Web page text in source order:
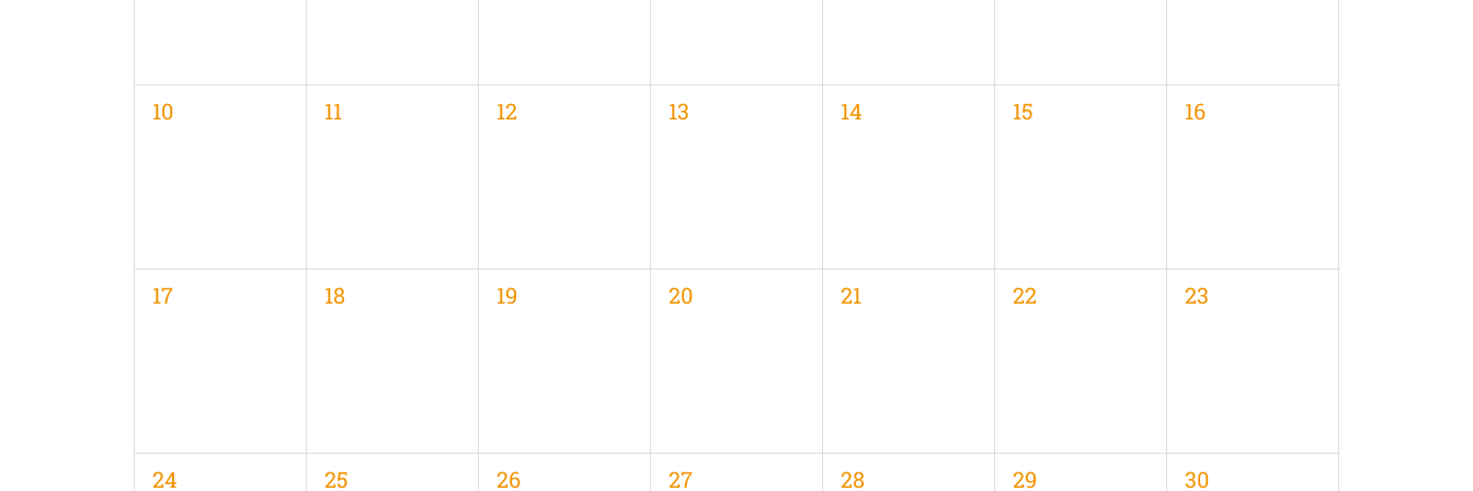
0
10
0
11
0
12
0
13
0
14
0
15
0
16
0
17
0
18
0
19
0
20
0
21
0
22
0
23
0
24
0
25
0
26
0
27
0
28
0
29
0
30